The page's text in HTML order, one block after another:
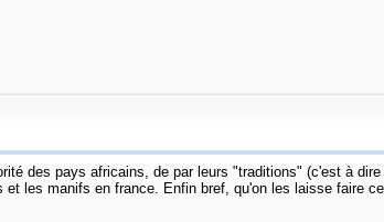
des pays africains, de par leurs "traditions" (c'est à dire
les manifs en france. Enfin bref, qu'on les laisse faire